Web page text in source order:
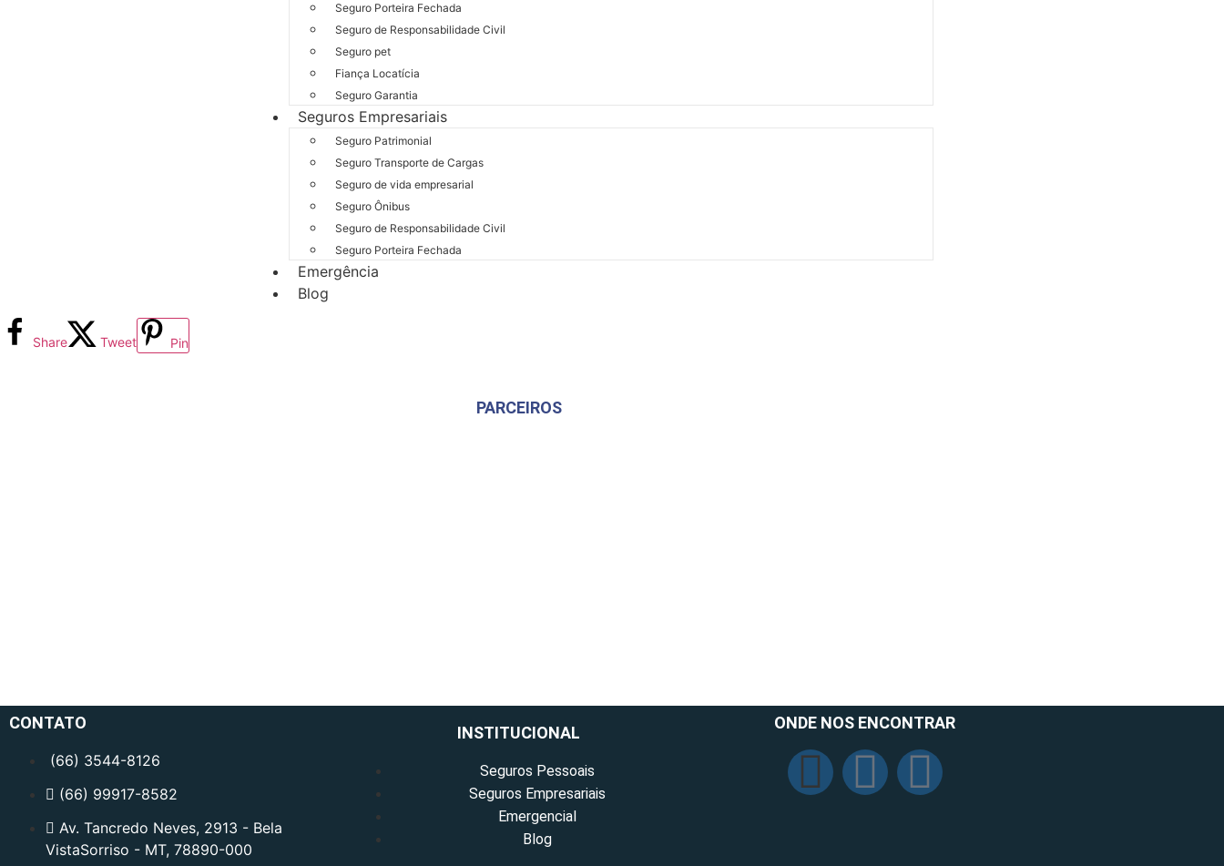
Seguro Porteira Fechada
Seguro de Responsabilidade Civil
Seguro pet
Fiança Locatícia
Seguro Garantia
Seguros Empresariais
Seguro Patrimonial
Seguro Transporte de Cargas
Seguro de vida empresarial
Seguro Ônibus
Seguro de Responsabilidade Civil
Seguro Porteira Fechada
Emergência
Blog
Share Tweet Pin
PARCEIROS
CONTATO
(66) 3544-8126
(66) 99917-8582
Av. Tancredo Neves, 2913 - Bela
VistaSorriso - MT, 78890-000
INSTITUCIONAL
Seguros Pessoais
Seguros Empresariais
Emergencial
Blog
ONDE NOS ENCONTRAR